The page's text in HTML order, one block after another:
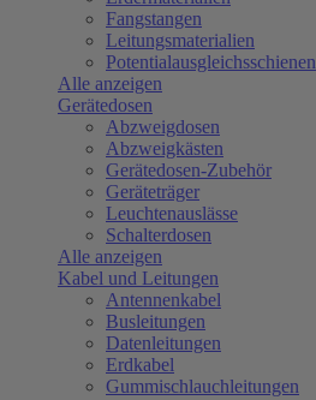
Fangstangen
Leitungsmaterialien
Potentialausgleichsschienen
Alle anzeigen
Gerätedosen
Abzweigdosen
Abzweigkästen
Gerätedosen-Zubehör
Geräteträger
Leuchtenauslässe
Schalterdosen
Alle anzeigen
Kabel und Leitungen
Antennenkabel
Busleitungen
Datenleitungen
Erdkabel
Gummischlauchleitungen